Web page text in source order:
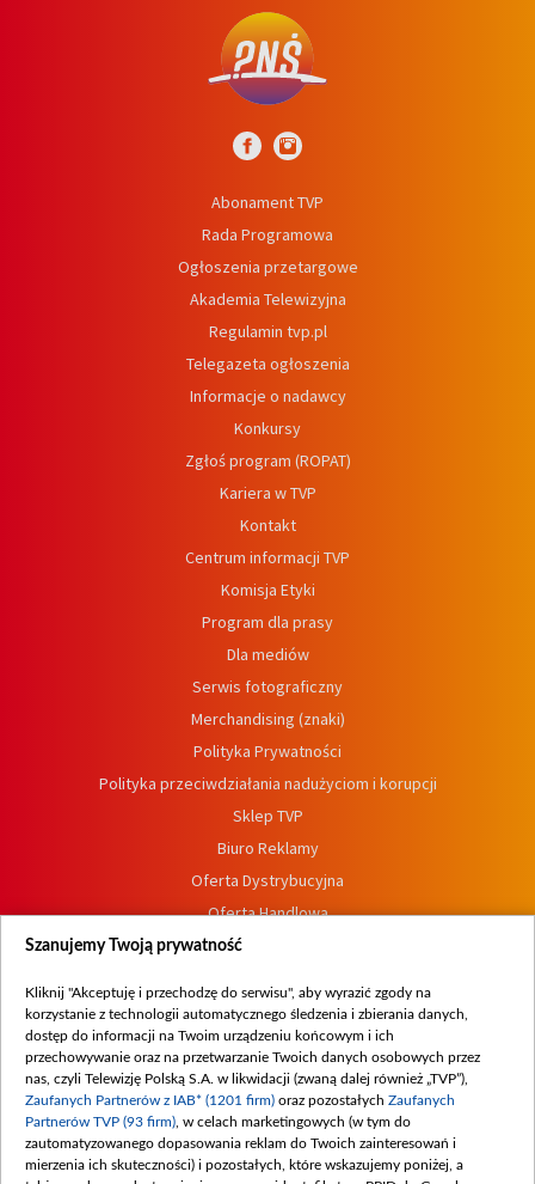
Abonament TVP
Rada Programowa
Ogłoszenia przetargowe
Akademia Telewizyjna
Regulamin tvp.pl
Telegazeta ogłoszenia
Informacje o nadawcy
Konkursy
Zgłoś program (ROPAT)
Kariera w TVP
Kontakt
Centrum informacji TVP
Komisja Etyki
Program dla prasy
Dla mediów
Serwis fotograficzny
Merchandising (znaki)
Polityka Prywatności
Polityka przeciwdziałania nadużyciom i korupcji
Sklep TVP
Biuro Reklamy
Oferta Dystrybucyjna
Oferta Handlowa
Dostępność
Procedura zgłoszeń wewnętrznych
Szanujemy Twoją prywatność
Kliknij "Akceptuję i przechodzę do serwisu", aby wyrazić zgody na
korzystanie z technologii automatycznego śledzenia i zbierania danych,
dostęp do informacji na Twoim urządzeniu końcowym i ich
przechowywanie oraz na przetwarzanie Twoich danych osobowych przez
nas, czyli Telewizję Polską S.A. w likwidacji (zwaną dalej również „TVP”),
Zaufanych Partnerów z IAB* (1201 firm) oraz pozostałych Zaufanych
Partnerów TVP (93 firm) , w celach marketingowych (w tym do
zautomatyzowanego dopasowania reklam do Twoich zainteresowań i
mierzenia ich skuteczności) i pozostałych, które wskazujemy poniżej, a